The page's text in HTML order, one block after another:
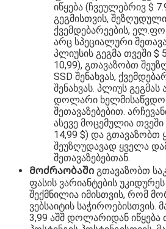
იწყება (ჩვეულებრივ $
გეგმისთვის, შეზღუდული
ქვემდებარეების,
არც სპეციალური
პლიუსის გეგმა თვეში $
10,99), გთავაზობთ
SSD შენახვას,
შენახვას. პლიუს გეგმას
დოლარი
შეთავაზებებით.
ასევე მოცემულია
14,99 $) და გთავაზობთ
შეუზღუდავად ყველა
შეთავაზებებთან.
Მოძრაობაში გთავაზობთ
ფასის ვარიანტების
შექმნილია იმისთვის, რომ
ვებსაიტის საჭიროებისთვის.
3,99 აშშ დოლარიდან